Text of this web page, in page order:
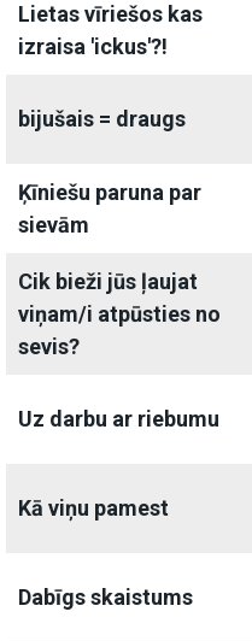
Lietas vīriešos kas
izraisa 'ickus'?!
bijušais = draugs
Ķīniešu paruna par
sievām
Cik bieži jūs ļaujat
viņam/i atpūsties no
sevis?
Uz darbu ar riebumu
Kā viņu pamest
Dabīgs skaistums